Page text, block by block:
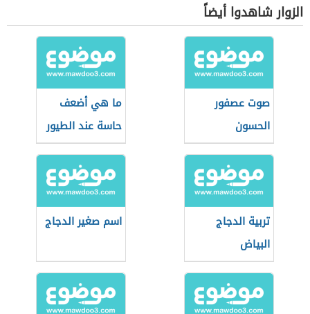
الزوار شاهدوا أيضاً
صوت عصفور
الحسون
ما هي أضعف
حاسة عند الطيور
تربية الدجاج
البياض
اسم صغير الدجاج